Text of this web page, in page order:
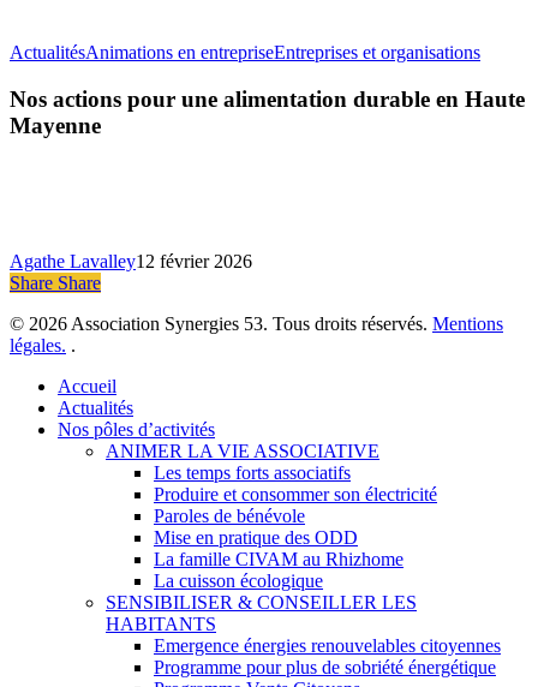
ActualitésAnimations en entrepriseEntreprises et organisationsNos
pour
Nos actions pour une alimentation durable en Haute
Mayenne
Agathe Lavalley12 février 2026
Share
Share Share
© 2026 Association Synergies 53. Tous droits réservés. Mentions
légales. .
Close
Menu
Accueil
Actualités
Nos pôles d’activités
ANIMER LA VIE ASSOCIATIVE
Les temps forts associatifs
Produire et consommer son électricité
Paroles de bénévole
Mise en pratique des ODD
La famille CIVAM au Rhizhome
La cuisson écologique
SENSIBILISER & CONSEILLER LES
HABITANTS
Emergence énergies renouvelables citoyennes
Programme pour plus de sobriété énergétique